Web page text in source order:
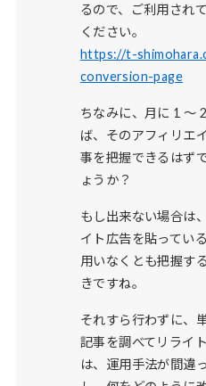
るので、ご利用され
ください。
https://t-
conversion-page
ちなみに、月に 1 ～
ば、そのアフィリエ
事を把握できるはず
ょうか？
もし出来ない場合は
イト広告を貼ってい
用いなくとも把握す
きですね。
それすら行わずに、
記事を調べてリライ
は、運用手法が間違